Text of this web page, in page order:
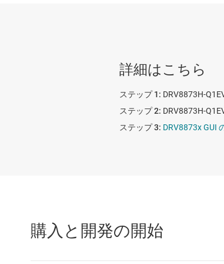
詳細はこちら
DRV8873H-
DRV8873H-
DRV8873x GUI
購入と開発の開始